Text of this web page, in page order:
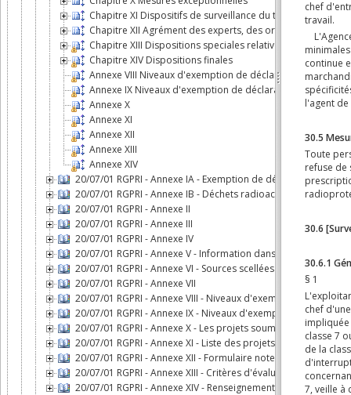
Chapitre XI Dispositifs de surveillance du territoire et de
Chapitre XII Agrément des experts, des organismes et des
Chapitre XIII Dispositions speciales relatives aux sources
Chapitre XIV Dispositions finales
Annexe VIII Niveaux d'exemption de déclaration pour les
Annexe IX Niveaux d'exemption de déclaration pour les
Annexe X
Annexe XI
Annexe XII
Annexe XIII
Annexe XIV
20/07/01 RGPRI - Annexe IA - Exemption de déclaration
20/07/01 RGPRI - Annexe IB - Déchets radioactifs:
20/07/01 RGPRI - Annexe II
20/07/01 RGPRI - Annexe III
20/07/01 RGPRI - Annexe IV
20/07/01 RGPRI - Annexe V - Information dans les plans
20/07/01 RGPRI - Annexe VI - Sources scellées de haute
20/07/01 RGPRI - Annexe VII
20/07/01 RGPRI - Annexe VIII - Niveaux d'exemption de
20/07/01 RGPRI - Annexe IX - Niveaux d'exemption de
20/07/01 RGPRI - Annexe X - Les projets soumis au rapport
20/07/01 RGPRI - Annexe XI - Liste des projets soumis à un
20/07/01 RGPRI - Annexe XII - Formulaire note de screening
20/07/01 RGPRI - Annexe XIII - Critères d'évaluation screening
20/07/01 RGPRI - Annexe XIV - Renseignements